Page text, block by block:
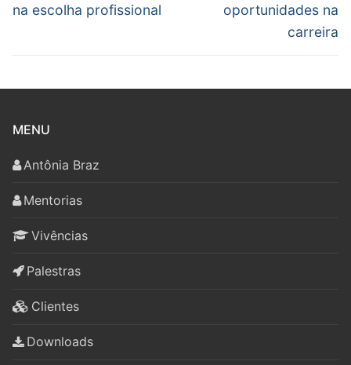
Post
anterior:
na escolha profissional
post:
oportunidades na
carreira
MENU
Antônia Braz
Mentorias
Vivências
Palestras
Clientes
Downloads